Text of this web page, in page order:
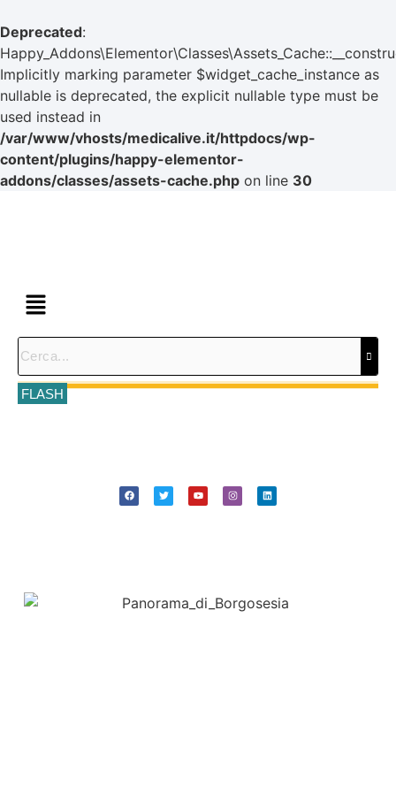
Deprecated:
Implicitly marking parameter $widget_cache_instance as
nullable is deprecated, the explicit nullable type must be
used instead in
/var/www/vhosts/medicalive.it/httpdocs/wp-
content/plugins/happy-elementor-
addons/classes/assets-cache.php on line 30
FLASH